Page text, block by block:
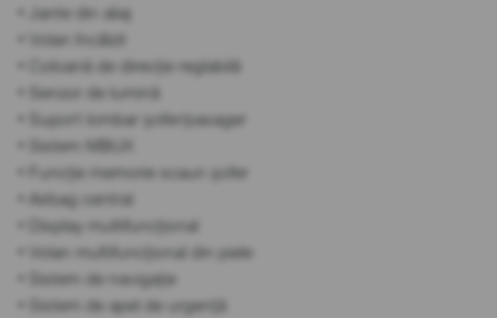
• Jante din aliaj
• Volan încălzit
• Coloană de direcție reglabilă
• Senzor de lumină
• Suport lombar șofer/pasager
• Sistem MBUX
• Funcție memorie scaun șofer
• Airbag central
• Display multifuncțional
• Volan multifuncțional din piele
• Sistem de navigație
• Sistem de apel de urgență